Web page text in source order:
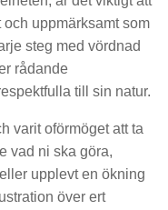
uppmärksamt som
steg med vördnad
rådande
till sin natur.
varit oförmöget att ta
vad ni ska göra,
upplevt en ökning
över ert